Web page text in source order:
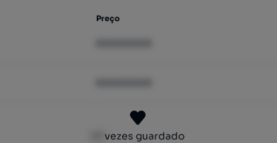
Preço
vezes guardado